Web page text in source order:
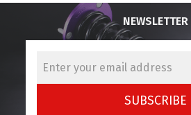
NEWSLETTER
SUBSCRIBE